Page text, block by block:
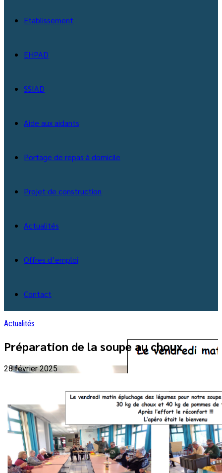
Etablissement
EHPAD
SSIAD
Aide aux aidants
Portage de repas à domicile
Projet de construction
Actualités
Offres d’emploi
Contact
Actualités
Préparation de la soupe au choux
28 février 2025